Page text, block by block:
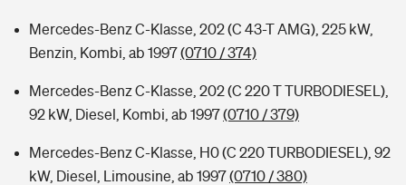
Mercedes-Benz C-Klasse, 202 (C 43-T AMG), 225 kW,
Benzin, Kombi, ab 1997(0710 / 374)
Mercedes-Benz C-Klasse, 202 (C 220 T TURBODIESEL),
92 kW, Diesel, Kombi, ab 1997(0710 / 379)
Mercedes-Benz C-Klasse, H0 (C 220 TURBODIESEL), 92
kW, Diesel, Limousine, ab 1997(0710 / 380)